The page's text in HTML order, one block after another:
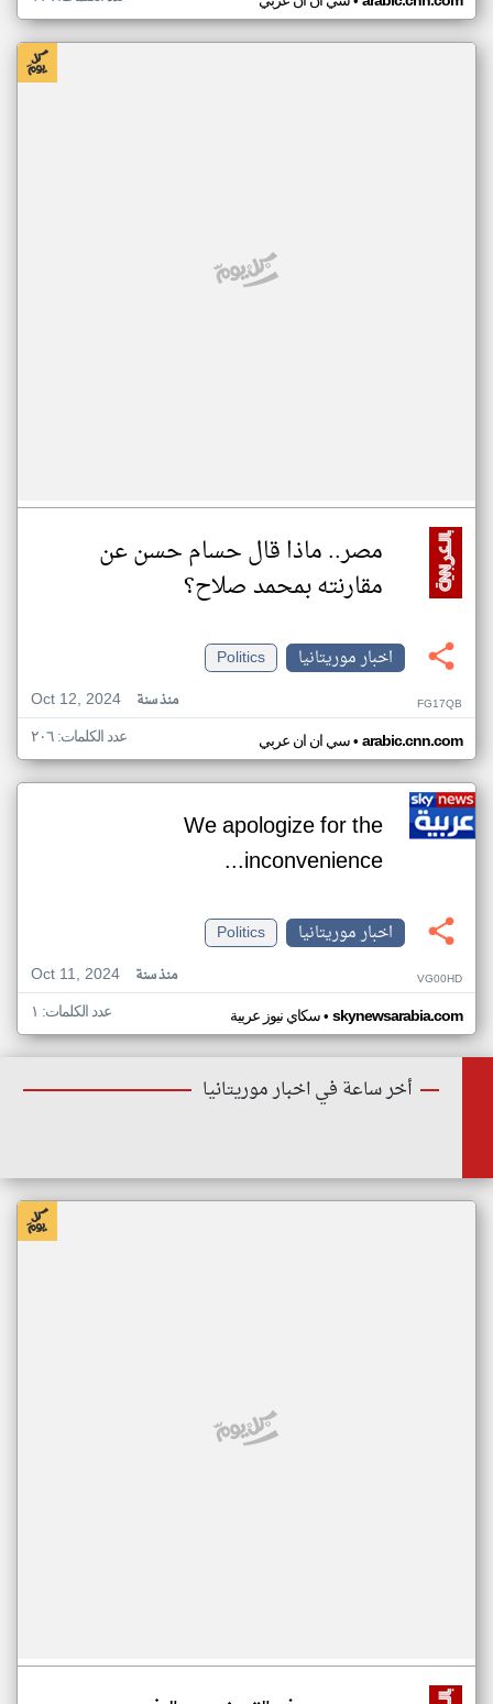
مصر.. ماذا قال حسام حسن عن
مقارنته بمحمد صلاح؟
اخبار موريتانيا
Politics
Oct 12, 2024
منذ سنة FG17QB
سي ان ان عربي• arabic.cnn.com عدد الكلمات: ٢٠٦
We apologize for the
inconvenience...
اخبار موريتانيا
Politics
Oct 11, 2024
منذ سنة VG00HD
سكاي نيوز عربية• skynewsarabia.com عدد الكلمات: ١
أخر ساعة في اخبار موريتانيا